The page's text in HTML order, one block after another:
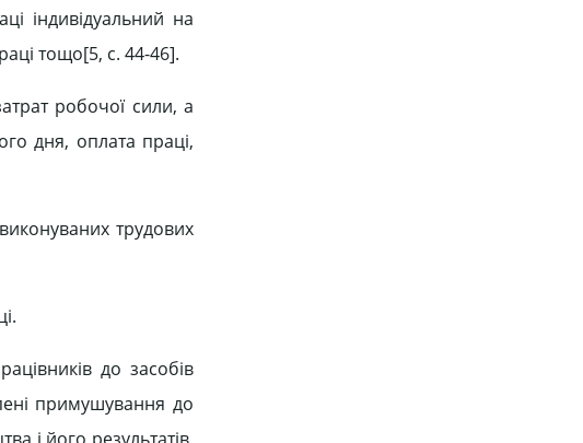
індивідуальний на
тощо[5, c. 44-46].
робочої сили, а
дня, оплата праці,
трудових
до засобів
примушування до